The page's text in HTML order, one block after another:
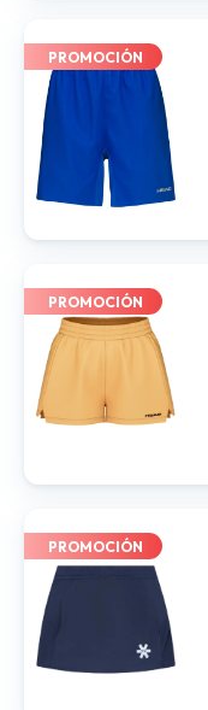
PROMOCIÓN
PROMOCIÓN
PROMOCIÓN